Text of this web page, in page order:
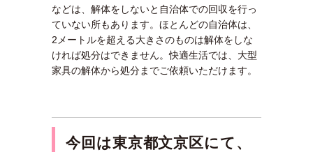
などは、解体をしないと自治体での回収を行っ
ていない所もあります。ほとんどの自治体は、
2メートルを超える大きさのものは解体をしな
ければ処分はできません。快適生活では、大型
家具の解体から処分までご依頼いただけます。
今回は東京都文京区にて、